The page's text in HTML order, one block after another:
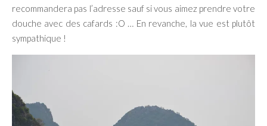
recommandera pas l’adresse sauf si vous aimez prendre votre
douche avec des cafards :O … En revanche, la vue est plutôt
sympathique !